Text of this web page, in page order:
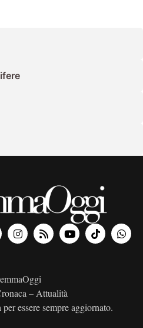
– Attualità
essere sempre aggiornato.